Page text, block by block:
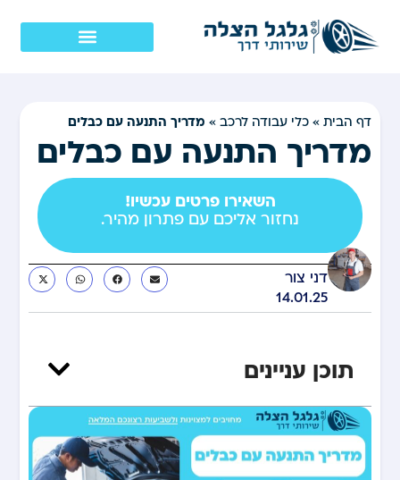
דף הבית »כלי עבודה לרכב » מדריך התנעה עם כבלים
מדריך התנעה עם כבלים
השאירו פרטים עכשיו!
נחזור אליכם עם פתרון מהיר.
דני צור
14.01.25
תוכן עניינים